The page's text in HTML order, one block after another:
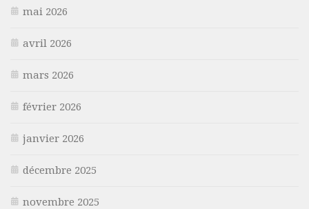
mai 2026
avril 2026
mars 2026
février 2026
janvier 2026
décembre 2025
novembre 2025